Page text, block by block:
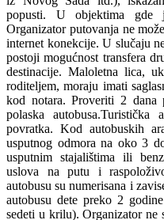
popusti. U objektima gde
Organizator putovanja ne
internet konekcije. U slučaju
postoji mogućnost transfera
destinacije. Maloletna lica,
roditeljem, moraju imati
kod notara. Proveriti 2 dana
polaska
povratka. Kod autobuskih
usputnog odmora na oko 3
usputnim stajalištima ili
uslova na putu i
autobusu su numerisana i
autobusu dete preko 2
sedeti u krilu). Organizator ne